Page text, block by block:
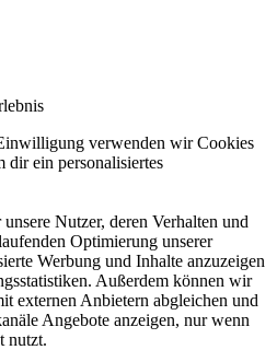
verwenden wir Cookies
dir ein personalisiertes
Nutzer, deren Verhalten und
Optimierung unserer
Werbung und Inhalte anzuzeigen
Außerdem können wir
externen Anbietern abgleichen und
Angebote anzeigen, nur wenn
nutzt.